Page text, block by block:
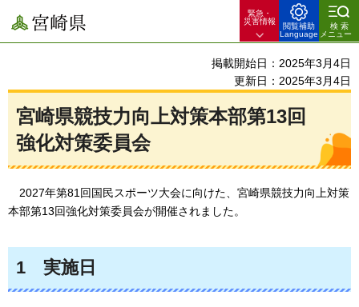
宮崎県
緊急・
災害情報
閲覧補助
Language
検索
メニュー
掲載開始日：2025年3月4日
更新日：2025年3月4日
宮崎県競技力向上対策本部第13回
強化対策委員会
2027年第81回国民スポーツ大会に向けた、宮崎県競技力向上対策
本部第13回強化対策委員会が開催されました。
1 実施日